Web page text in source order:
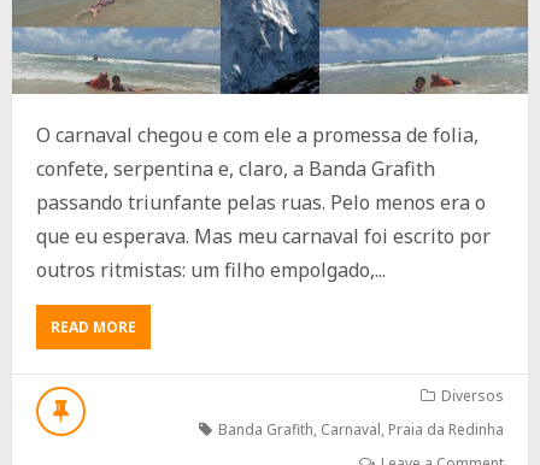
O carnaval chegou e com ele a promessa de folia,
confete, serpentina e, claro, a Banda Grafith
passando triunfante pelas ruas. Pelo menos era o
que eu esperava. Mas meu carnaval foi escrito por
outros ritmistas: um filho empolgado,...
READ MOREABOUT
O
CARNAVAL
Diversos
Banda Grafith, Carnaval, Praia da Redinha